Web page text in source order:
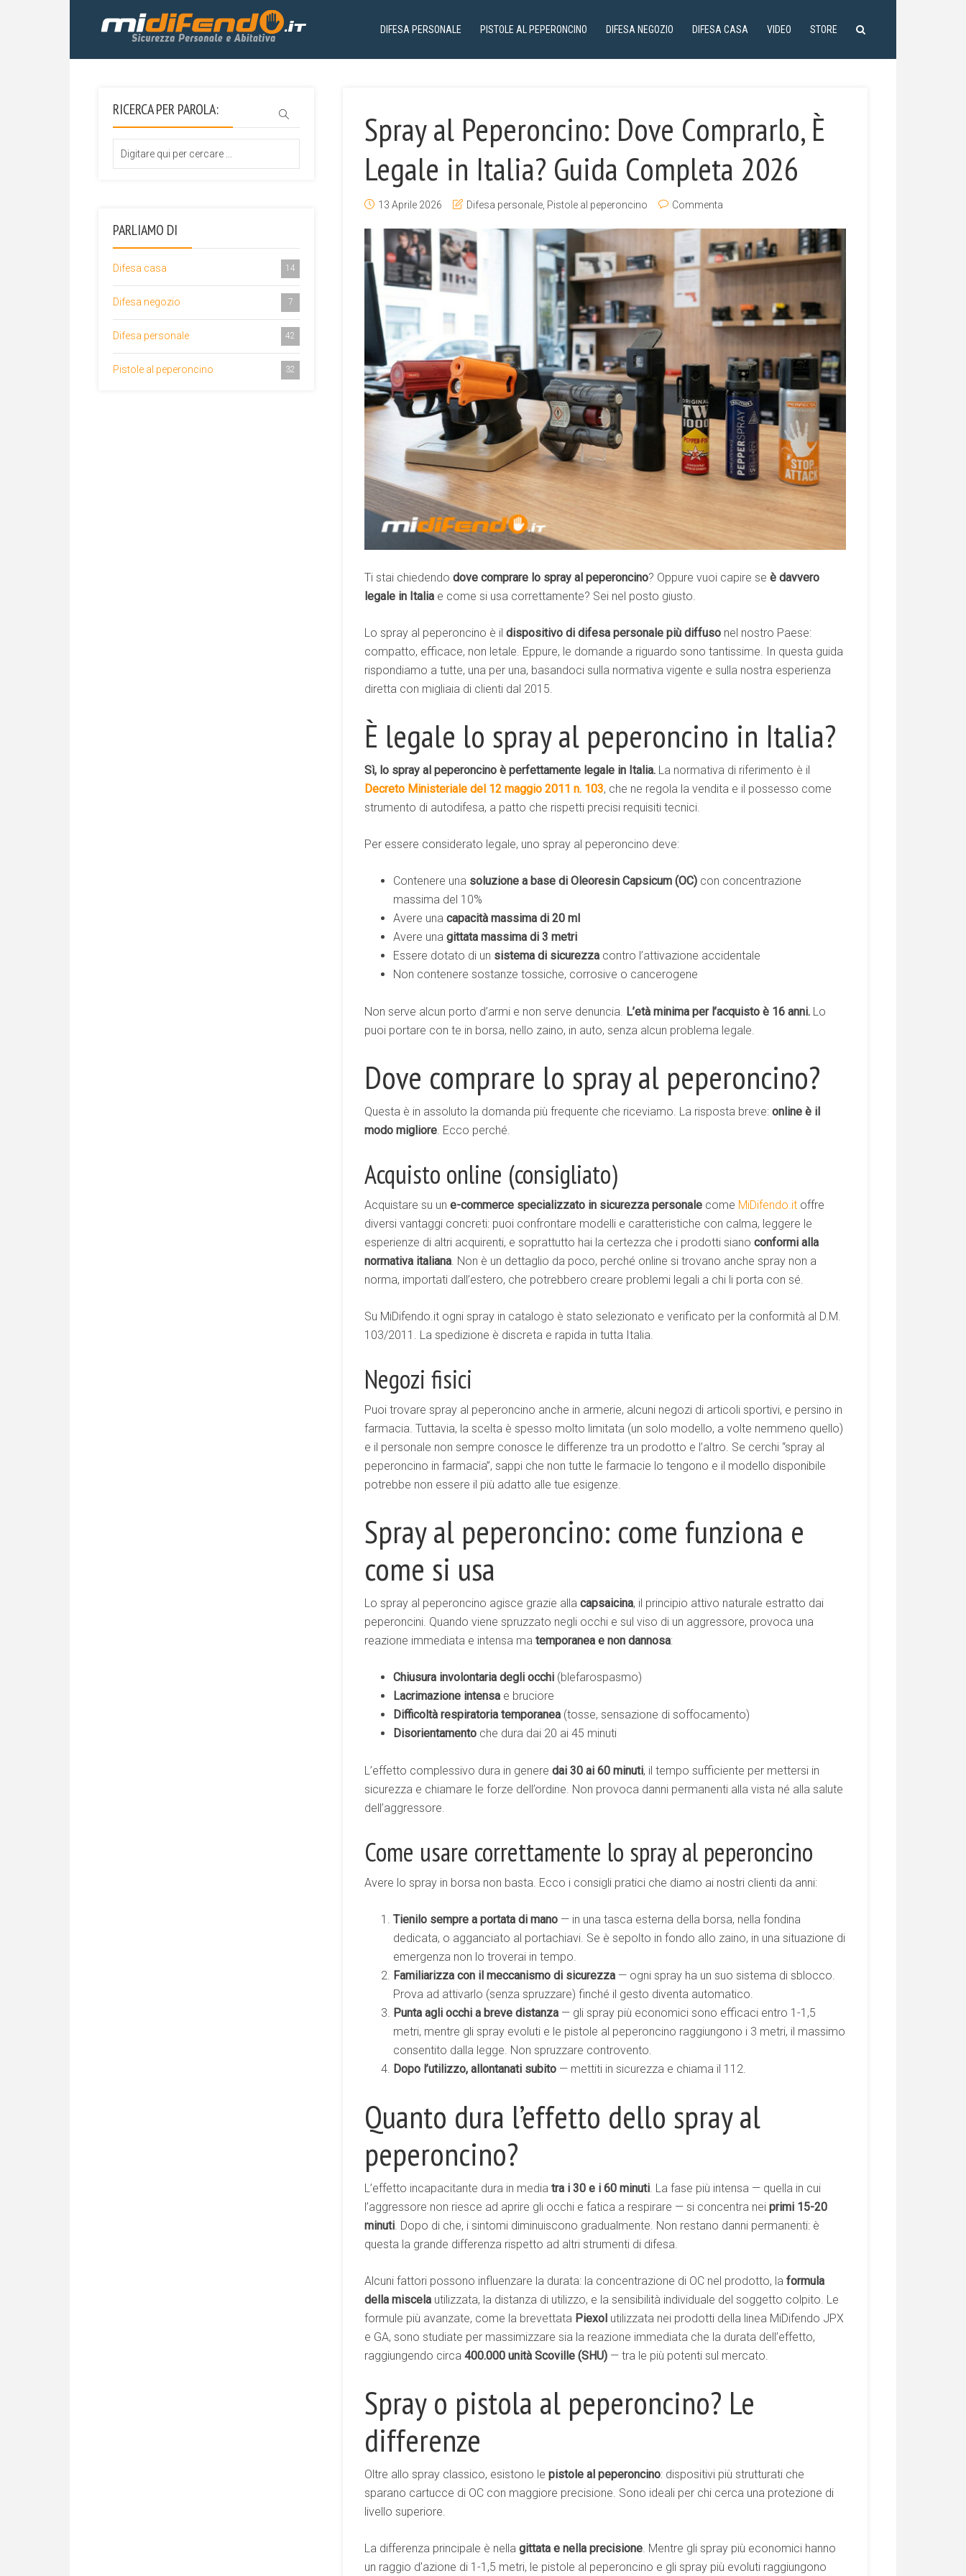
DIFESA PERSONALE PISTOLE AL PEPERONCINO DIFESA NEGOZIO DIFESA CASA VIDEO STORE
RICERCA PER PAROLA:
PARLIAMO DI
Difesa casa 14
Difesa negozio 7
Difesa personale 42
Pistole al peperoncino 32
Spray al Peperoncino: Dove Comprarlo, È
Legale in Italia? Guida Completa 2026
13 Aprile 2026 Difesa personale Pistole al peperoncino Commenta
Ti stai chiedendo dove comprare lo spray al peperoncino? Oppure vuoi capire se è davvero
legale in Italia e come si usa correttamente? Sei nel posto giusto.
Lo spray al peperoncino è il dispositivo di difesa personale più diffuso nel nostro Paese:
compatto, efficace, non letale. Eppure, le domande a riguardo sono tantissime. In questa guida
rispondiamo a tutte, una per una, basandoci sulla normativa vigente e sulla nostra esperienza
diretta con migliaia di clienti dal 2015.
È legale lo spray al peperoncino in Italia?
Sì, lo spray al peperoncino è perfettamente legale in Italia. La normativa di riferimento è il
Decreto Ministeriale del 12 maggio 2011 n. 103, che ne regola la vendita e il possesso come
strumento di autodifesa, a patto che rispetti precisi requisiti tecnici.
Per essere considerato legale, uno spray al peperoncino deve:
Contenere una soluzione a base di Oleoresin Capsicum (OC) con concentrazione
massima del 10%
Avere una capacità massima di 20 ml
Avere una gittata massima di 3 metri
Essere dotato di un sistema di sicurezza contro l’attivazione accidentale
Non contenere sostanze tossiche, corrosive o cancerogene
Non serve alcun porto d’armi e non serve denuncia. L’età minima per l’acquisto è 16 anni. Lo
puoi portare con te in borsa, nello zaino, in auto, senza alcun problema legale.
Dove comprare lo spray al peperoncino?
Questa è in assoluto la domanda più frequente che riceviamo. La risposta breve: online è il
modo migliore. Ecco perché.
Acquisto online (consigliato)
Acquistare su un e-commerce specializzato in sicurezza personale come MiDifendo.it offre
diversi vantaggi concreti: puoi confrontare modelli e caratteristiche con calma, leggere le
esperienze di altri acquirenti, e soprattutto hai la certezza che i prodotti siano conformi alla
normativa italiana. Non è un dettaglio da poco, perché online si trovano anche spray non a
norma, importati dall’estero, che potrebbero creare problemi legali a chi li porta con sé.
Su MiDifendo.it ogni spray in catalogo è stato selezionato e verificato per la conformità al D.M.
103/2011. La spedizione è discreta e rapida in tutta Italia.
Negozi fisici
Puoi trovare spray al peperoncino anche in armerie, alcuni negozi di articoli sportivi, e persino in
farmacia. Tuttavia, la scelta è spesso molto limitata (un solo modello, a volte nemmeno quello)
e il personale non sempre conosce le differenze tra un prodotto e l’altro. Se cerchi “spray al
peperoncino in farmacia”, sappi che non tutte le farmacie lo tengono e il modello disponibile
potrebbe non essere il più adatto alle tue esigenze.
Spray al peperoncino: come funziona e
come si usa
Lo spray al peperoncino agisce grazie alla capsaicina, il principio attivo naturale estratto dai
peperoncini. Quando viene spruzzato negli occhi e sul viso di un aggressore, provoca una
reazione immediata e intensa ma temporanea e non dannosa:
Chiusura involontaria degli occhi (blefarospasmo)
Lacrimazione intensa e bruciore
Difficoltà respiratoria temporanea (tosse, sensazione di soffocamento)
Disorientamento che dura dai 20 ai 45 minuti
L’effetto complessivo dura in genere dai 30 ai 60 minuti, il tempo sufficiente per mettersi in
sicurezza e chiamare le forze dell’ordine. Non provoca danni permanenti alla vista né alla salute
dell’aggressore.
Come usare correttamente lo spray al peperoncino
Avere lo spray in borsa non basta. Ecco i consigli pratici che diamo ai nostri clienti da anni:
Tienilo sempre a portata di mano — in una tasca esterna della borsa, nella fondina
dedicata, o agganciato al portachiavi. Se è sepolto in fondo allo zaino, in una situazione di
emergenza non lo troverai in tempo.
Familiarizza con il meccanismo di sicurezza — ogni spray ha un suo sistema di sblocco.
Prova ad attivarlo (senza spruzzare) finché il gesto diventa automatico.
Punta agli occhi a breve distanza — gli spray più economici sono efficaci entro 1-1,5
metri, mentre gli spray evoluti e le pistole al peperoncino raggiungono i 3 metri, il massimo
consentito dalla legge. Non spruzzare controvento.
Dopo l’utilizzo, allontanati subito — mettiti in sicurezza e chiama il 112.
Quanto dura l’effetto dello spray al
peperoncino?
L’effetto incapacitante dura in media tra i 30 e i 60 minuti. La fase più intensa — quella in cui
l’aggressore non riesce ad aprire gli occhi e fatica a respirare — si concentra nei primi 15-20
minuti. Dopo di che, i sintomi diminuiscono gradualmente. Non restano danni permanenti: è
questa la grande differenza rispetto ad altri strumenti di difesa.
Alcuni fattori possono influenzare la durata: la concentrazione di OC nel prodotto, la formula
della miscela utilizzata, la distanza di utilizzo, e la sensibilità individuale del soggetto colpito. Le
formule più avanzate, come la brevettata Piexol utilizzata nei prodotti della linea MiDifendo JPX
e GA, sono studiate per massimizzare sia la reazione immediata che la durata dell’effetto,
raggiungendo circa 400.000 unità Scoville (SHU) — tra le più potenti sul mercato.
Spray o pistola al peperoncino? Le
differenze
Oltre allo spray classico, esistono le pistole al peperoncino: dispositivi più strutturati che
sparano cartucce di OC con maggiore precisione. Sono ideali per chi cerca una protezione di
livello superiore.
La differenza principale è nella gittata e nella precisione. Mentre gli spray più economici hanno
un raggio d’azione di 1-1,5 metri, le pistole al peperoncino e gli spray più evoluti raggiungono